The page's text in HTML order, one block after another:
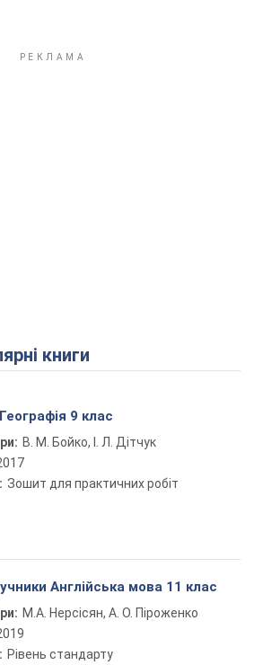
книги
9 клас
В. М. Бойко, І. Л. Дітчук
Зошит для практичних робіт
Англійська мова 11 клас
М.А. Нерсісян, А. О. Піроженко
Рівень стандарту